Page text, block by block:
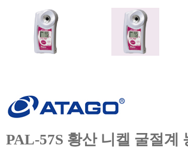
Global Water(GWI)
GREISINGER
HEIDON
IMV
INFICON
INSMARK
PAL-57S 황산 니켈 굴절계